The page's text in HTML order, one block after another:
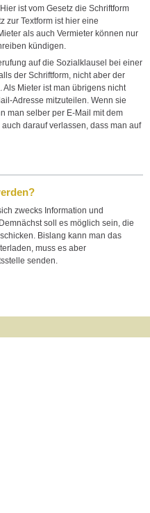
ist vom Gesetz die Schriftform
zur Textform ist hier eine
als auch Vermieter können nur
kündigen.
auf die Sozialklausel bei einer
der Schriftform, nicht aber der
Mieter ist man übrigens nicht
Adresse mitzuteilen. Wenn sie
man selber per E-Mail mit dem
darauf verlassen, dass man auf
zwecks Information und
soll es möglich sein, die
Bislang kann man das
muss es aber
senden.